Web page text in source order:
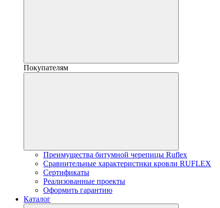
Покупателям
Преимущества битумной черепицы Ruflex
Сравнительные характеристики кровли RUFLEX
Сертификаты
Реализованные проекты
Оформить гарантию
Каталог